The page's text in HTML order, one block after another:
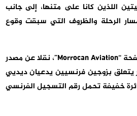
اللذين كانا على متنها، إلى جانب
الرحلة والظروف التي سبقت وقوع
وحسب معلومات أوردتها صفحة “Morrocan Aviation”، نقلا عن مصدر
يتعلق بزوجين فرنسيين يدعيان ديديي
خفيفة تحمل رقم التسجيل الفرنسي